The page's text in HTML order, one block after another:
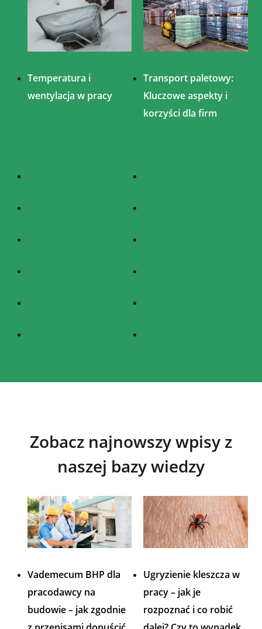
Temperatura i
wentylacja w pracy
Transport paletowy:
Kluczowe aspekty i
korzyści dla firm
Zobacz najnowszy wpisy z
naszej bazy wiedzy
Vademecum BHP dla
pracodawcy na
budowie – jak zgodnie
Ugryzienie kleszcza w
pracy – jak je
rozpoznać i co robić